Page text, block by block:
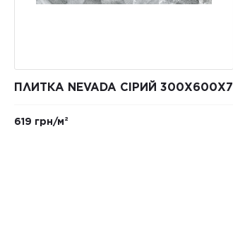
ПЛИТКА NEVADA СІРИЙ 300Х600Х7
619 грн/м²